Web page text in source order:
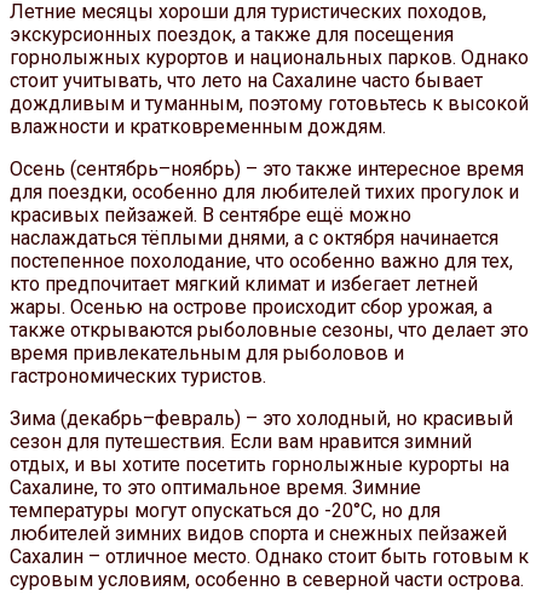
Летние месяцы хороши для туристических походов,
экскурсионных поездок, а также для посещения
горнолыжных курортов и национальных парков. Однако
стоит учитывать, что лето на Сахалине часто бывает
дождливым и туманным, поэтому готовьтесь к высокой
влажности и кратковременным дождям.
Осень (сентябрь–ноябрь) – это также интересное время
для поездки, особенно для любителей тихих прогулок и
красивых пейзажей. В сентябре ещё можно
наслаждаться тёплыми днями, а с октября начинается
постепенное похолодание, что особенно важно для тех,
кто предпочитает мягкий климат и избегает летней
жары. Осенью на острове происходит сбор урожая, а
также открываются рыболовные сезоны, что делает это
время привлекательным для рыболовов и
гастрономических туристов.
Зима (декабрь–февраль) – это холодный, но красивый
сезон для путешествия. Если вам нравится зимний
отдых, и вы хотите посетить горнолыжные курорты на
Сахалине, то это оптимальное время. Зимние
температуры могут опускаться до -20°C, но для
любителей зимних видов спорта и снежных пейзажей
Сахалин – отличное место. Однако стоит быть готовым к
суровым условиям, особенно в северной части острова.